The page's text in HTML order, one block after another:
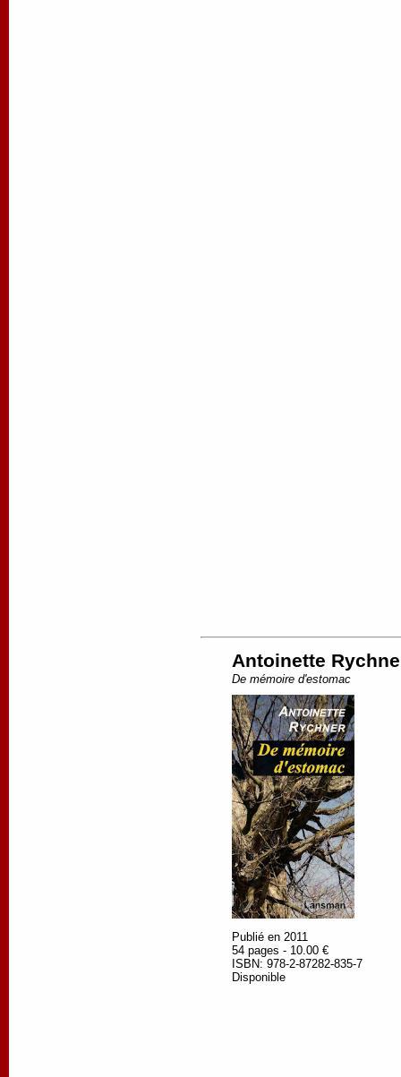
Antoinette
De mémoire d'estomac
Publié en 2011
54 pages - 10.00 €
ISBN: 978-2-87282-835-7
Disponible